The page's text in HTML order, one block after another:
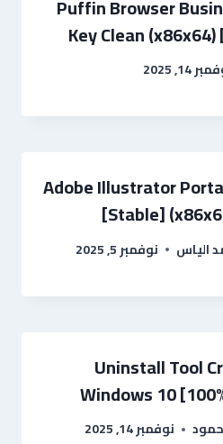
Puffin Browser
Key Clean
14, 2025
Adobe Illustrator
[Stable]
الياس نوفمبر 5, 2025
Uninstall Tool
Windows 10
نوفمبر 14, 2025